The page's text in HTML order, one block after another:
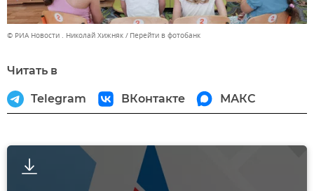
© РИА Новости . Николай Хижняк Перейти в фотобанк
Читать в
Telegram ВКонтакте МАКС